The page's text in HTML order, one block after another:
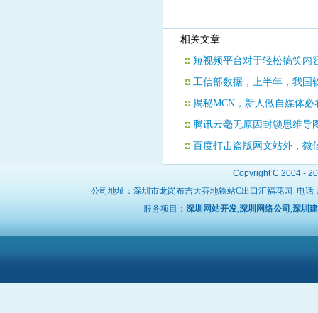
相关文章
短视频平台对于轻松搞笑内
工信部数据，上半年，我国
揭秘MCN，新人做自媒体
腾讯云毫无原因封锁思维导
百度打击盗版网文站外，微
Copyright C 2004 -
公司地址：深圳市龙岗布吉大芬地铁站C出口汇福花园 电话
服务项目： 深圳网站开发,深圳网络公司 ,深圳